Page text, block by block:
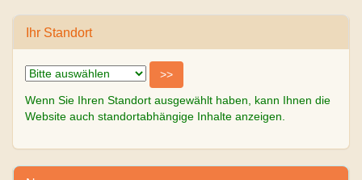
Ihr Standort
Wenn Sie Ihren Standort ausgewählt haben, kann Ihnen die
Website auch standortabhängige Inhalte anzeigen.